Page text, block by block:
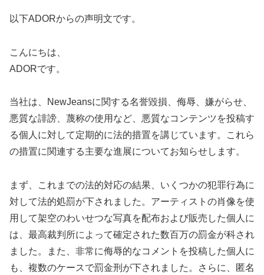
以下ADORからの声明文です。
こんにちは、
ADORです。
当社は、NewJeansに関する名誉毀損、侮辱、嫌がらせ、
悪質な誹謗、蔑称の使用など、悪質なコンテンツを投稿す
る個人に対して定期的に法的措置を講じています。これら
の措置に関連する主要な進展についてお知らせします。
まず、これまでの法的対応の結果、いくつかの犯罪行為に
対して法的処罰が下されました。アーティストの肖像を使
用して架空のわいせつな写真を配布および販売した個人に
は、最高裁判所によって確定された数百万の罰金が科され
ました。また、非常に侮辱的なコメントを投稿した個人に
も、複数のケースで罰金刑が下されました。さらに、匿名